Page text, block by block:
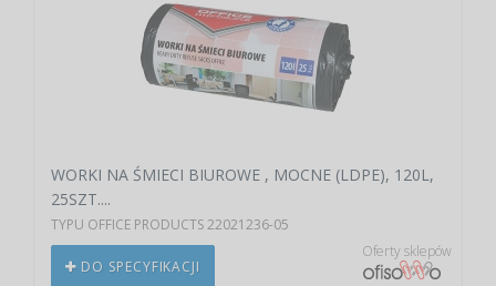
WORKI NA ŚMIECI BIUROWE , MOCNE (LDPE), 120L,
25SZT....
TYPU OFFICE PRODUCTS 22021236-05
DO SPECYFIKACJI
Oferty sklepów